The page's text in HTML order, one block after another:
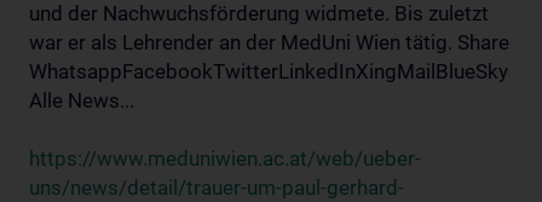
und der Nachwuchsförderung widmete. Bis zuletzt
war er als Lehrender an der MedUni Wien tätig. Share
WhatsappFacebookTwitterLinkedInXingMailBlueSky
Alle News...
https://www.meduniwien.ac.at/web/ueber-
uns/news/detail/trauer-um-paul-gerhard-